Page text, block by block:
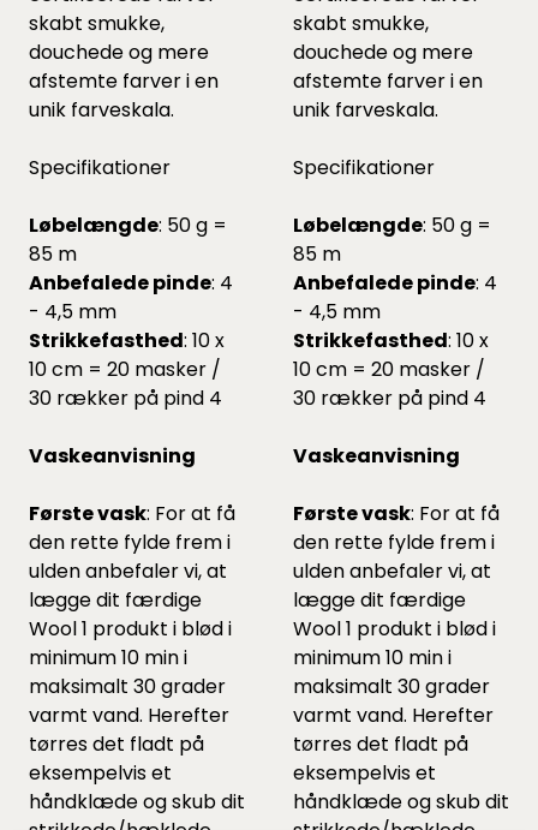
skabt smukke,
douchede og mere
afstemte farver i en
unik farveskala.
Specifikationer
Løbelængde: 50 g =
85 m
Anbefalede pinde: 4
- 4,5 mm
Strikkefasthed: 10 x
10 cm = 20 masker /
30 rækker på pind 4
Vaskeanvisning
Første vask: For at få
den rette fylde frem i
ulden anbefaler vi, at
lægge dit færdige
Wool 1 produkt i blød i
minimum 10 min i
maksimalt 30 grader
varmt vand. Herefter
tørres det fladt på
eksempelvis et
håndklæde og skub dit
skabt smukke,
douchede og mere
afstemte farver i en
unik farveskala.
Specifikationer
Løbelængde: 50 g =
85 m
Anbefalede pinde: 4
- 4,5 mm
Strikkefasthed: 10 x
10 cm = 20 masker /
30 rækker på pind 4
Vaskeanvisning
Første vask: For at få
den rette fylde frem i
ulden anbefaler vi, at
lægge dit færdige
Wool 1 produkt i blød i
minimum 10 min i
maksimalt 30 grader
varmt vand. Herefter
tørres det fladt på
eksempelvis et
håndklæde og skub dit